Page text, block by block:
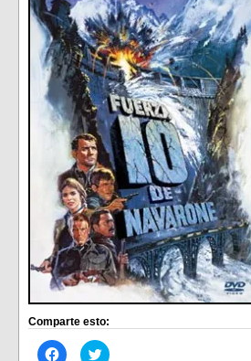
Comparte esto:
Haz Haz